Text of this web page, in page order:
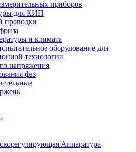
приборов
для КИП
проводки
и климата
оборудование для
технологии
напряжения
фаз
Аппаратура